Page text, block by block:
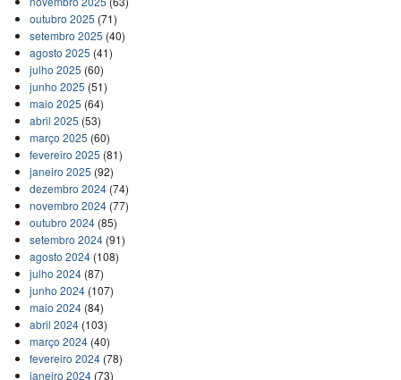
outubro 2025 (71)
setembro 2025 (40)
agosto 2025 (41)
julho 2025 (60)
junho 2025 (51)
maio 2025 (64)
abril 2025 (53)
março 2025 (60)
fevereiro 2025 (81)
janeiro 2025 (92)
dezembro 2024(74)
novembro 2024(77)
outubro 2024(85)
setembro 2024(91)
agosto 2024(108)
julho 2024(87)
junho 2024(107)
maio 2024(84)
abril 2024(103)
março 2024(40)
fevereiro 2024(78)
janeiro 2024(73)